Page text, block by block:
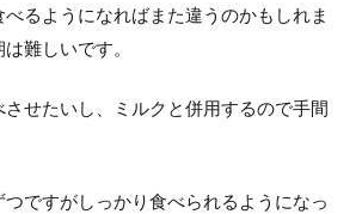
るようになればまた違うのかもしれま
難しいです。
せたいし、ミルクと併用するので手間
つですがしっかり食べられるようになっ